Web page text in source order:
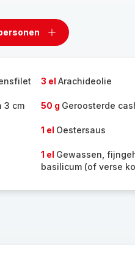
Een
3 el Arachideolie
3 cm 50 g Geroosterde
1 el Oestersaus
1 el Gewassen,
basilicum (of verse